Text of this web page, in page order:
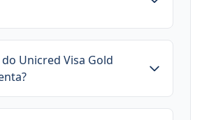
Unicred Visa Gold